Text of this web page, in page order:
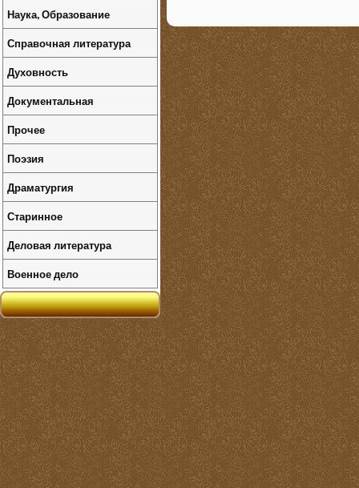
Наука, Образование
Справочная литература
Духовность
Документальная
Прочее
Поэзия
Драматургия
Старинное
Деловая литература
Военное дело